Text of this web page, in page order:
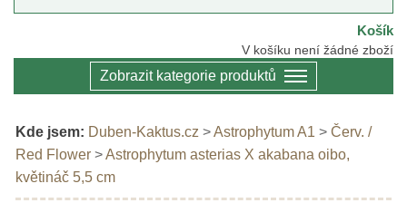
Košík
V košíku není žádné zboží
Zobrazit kategorie produktů
Kde jsem: Duben-Kaktus.cz >Astrophytum A1 > Červ. /
Red Flower >Astrophytum asterias X akabana oibo,
květináč 5,5 cm